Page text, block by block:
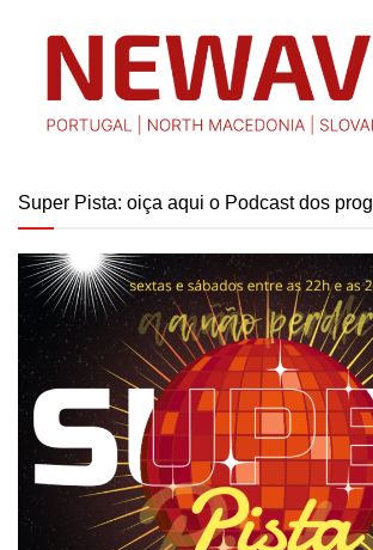
Super Pista: oiça aqui o Podcast dos